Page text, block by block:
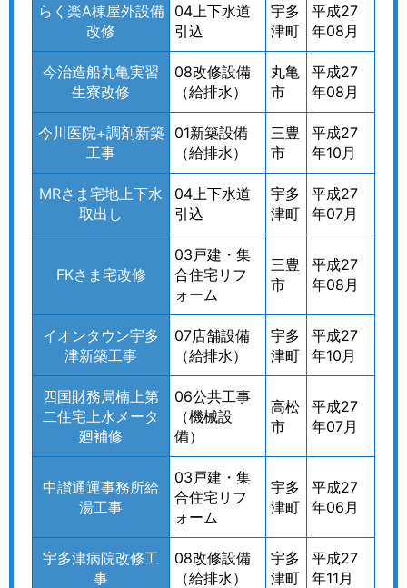
らく楽A棟屋外設備
改修
04上下水道
引込
宇多
津町
平成27
年08月
今治造船丸亀実習
生寮改修
08改修設備
（給排水）
丸亀
市
平成27
年08月
今川医院+調剤新築
工事
01新築設備
（給排水）
三豊
市
平成27
年10月
MRさま宅地上下水
取出し
04上下水道
引込
宇多
津町
平成27
年07月
FKさま宅改修
03戸建・集
合住宅リフ
ォーム
三豊
市
平成27
年08月
イオンタウン宇多
津新築工事
07店舗設備
（給排水）
宇多
津町
平成27
年10月
四国財務局楠上第
二住宅上水メータ
廻補修
06公共工事
（機械設
備）
高松
市
平成27
年07月
中讃通運事務所給
湯工事
03戸建・集
合住宅リフ
ォーム
宇多
津町
平成27
年06月
宇多津病院改修工
事
08改修設備
（給排水）
宇多
津町
平成27
年11月